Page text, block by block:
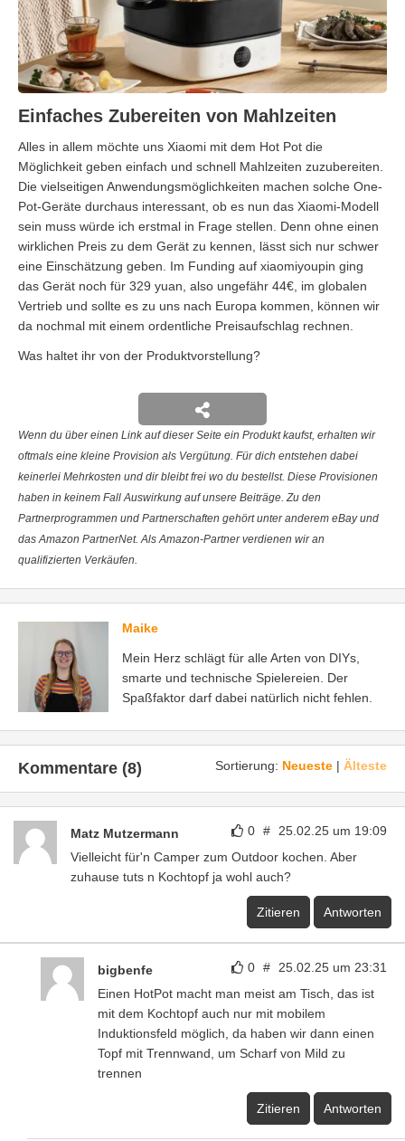
Einfaches Zubereiten von Mahlzeiten
Alles in allem möchte uns Xiaomi mit dem Hot Pot die
Möglichkeit geben einfach und schnell Mahlzeiten zuzubereiten.
Die vielseitigen Anwendungsmöglichkeiten machen solche One-
Pot-Geräte durchaus interessant, ob es nun das Xiaomi-Modell
sein muss würde ich erstmal in Frage stellen. Denn ohne einen
wirklichen Preis zu dem Gerät zu kennen, lässt sich nur schwer
eine Einschätzung geben. Im Funding auf xiaomiyoupin ging
das Gerät noch für 329 yuan, also ungefähr 44€, im globalen
Vertrieb und sollte es zu uns nach Europa kommen, können wir
da nochmal mit einem ordentliche Preisaufschlag rechnen.
Was haltet ihr von der Produktvorstellung?
Wenn du über einen Link auf dieser Seite ein Produkt kaufst, erhalten wir
oftmals eine kleine Provision als Vergütung. Für dich entstehen dabei
keinerlei Mehrkosten und dir bleibt frei wo du bestellst. Diese Provisionen
haben in keinem Fall Auswirkung auf unsere Beiträge. Zu den
Partnerprogrammen und Partnerschaften gehört unter anderem eBay und
das Amazon PartnerNet. Als Amazon-Partner verdienen wir an
qualifizierten Verkäufen.
Maike
Mein Herz schlägt für alle Arten von DIYs,
smarte und technische Spielereien. Der
Spaßfaktor darf dabei natürlich nicht fehlen.
Sortierung: Neueste | Älteste
Kommentare (8)
0 # 25.02.25 um 19:09
Matz Mutzermann
Vielleicht für'n Camper zum Outdoor kochen. Aber
zuhause tuts n Kochtopf ja wohl auch?
Zitieren Antworten
0 # 25.02.25 um 23:31
bigbenfe
Einen HotPot macht man meist am Tisch, das ist
mit dem Kochtopf auch nur mit mobilem
Induktionsfeld möglich, da haben wir dann einen
Topf mit Trennwand, um Scharf von Mild zu
trennen
Zitieren Antworten